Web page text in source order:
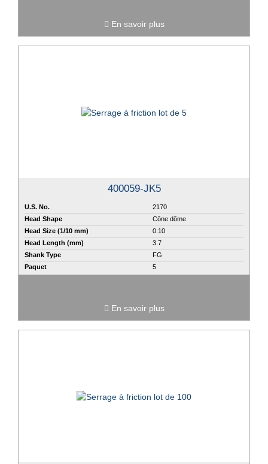
En savoir plus
400059-JK5
U.S. No.
2170
Head Shape
Cône dôme
Head Size (1/10 mm)
0.10
Head Length (mm)
3.7
Shank Type
FG
Paquet
5
En savoir plus